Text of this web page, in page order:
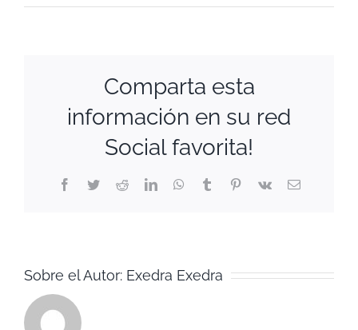
Comparta esta
información en su red
Social favorita!
Facebook
TwitterRedditLinkedInWhatsApp
TumblrPinterest
Vk
Correo
Sobre el Autor: Exedra Exedra